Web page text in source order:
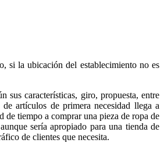
si la ubicación del establecimiento no es
sus características, giro, propuesta, entre
artículos de primera necesidad llega a
de tiempo a comprar una pieza de ropa de
sería apropiado para una tienda de
de clientes que necesita.